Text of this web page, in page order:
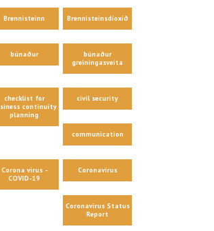
Brennisteinn Brennisteinsdíoxíð
búnaður
búnaður
greiningasveita
checklist for
continuity
planning
civil security
communication
Corona virus -
COVID-19
Coronavirus
Coronavirus Status
Report